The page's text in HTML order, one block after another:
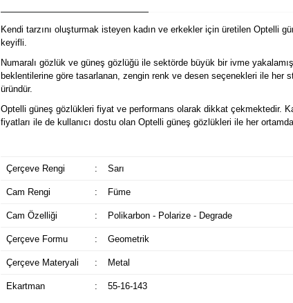
Kendi tarzını oluşturmak isteyen kadın ve erkekler için üretilen Optelli
keyifli.
Numaralı gözlük ve güneş gözlüğü ile sektörde büyük bir ivme
beklentilerine göre tasarlanan, zengin renk ve desen seçenekleri ile her
üründür.
Optelli güneş gözlükleri fiyat ve performans olarak dikkat çekmektedir.
fiyatları ile de kullanıcı dostu olan Optelli güneş gözlükleri ile her
Çerçeve Rengi : Sarı
Cam Rengi : Füme
Cam Özelliği : Polikarbon - Polarize - Degrade
Çerçeve Formu : Geometrik
Çerçeve Materyali : Metal
Ekartman : 55-16-143